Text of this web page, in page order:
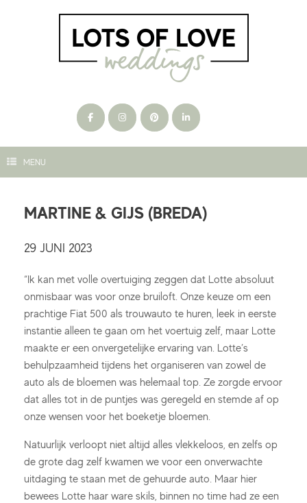
MENU
MARTINE & GIJS (BREDA)
29 JUNI 2023
“Ik kan met volle overtuiging zeggen dat Lotte absoluut
onmisbaar was voor onze bruiloft. Onze keuze om een
prachtige Fiat 500 als trouwauto te huren, leek in eerste
instantie alleen te gaan om het voertuig zelf, maar Lotte
maakte er een onvergetelijke ervaring van. Lotte’s
behulpzaamheid tijdens het organiseren van zowel de
auto als de bloemen was helemaal top. Ze zorgde ervoor
dat alles tot in de puntjes was geregeld en stemde af op
onze wensen voor het boeketje bloemen.
Natuurlijk verloopt niet altijd alles vlekkeloos, en zelfs op
de grote dag zelf kwamen we voor een onverwachte
uitdaging te staan met de gehuurde auto. Maar hier
bewees Lotte haar ware skils, binnen no time had ze een